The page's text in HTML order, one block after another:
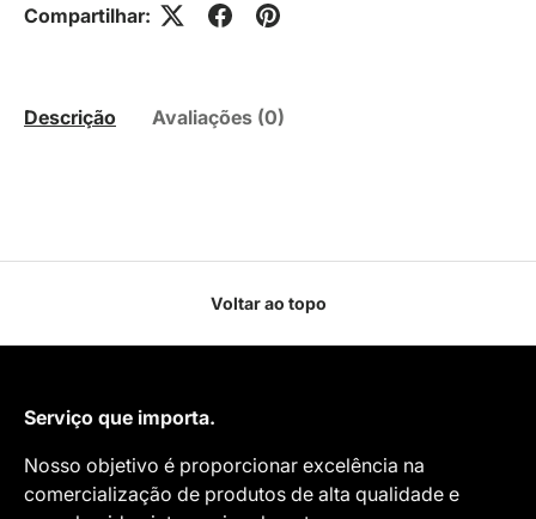
Compartilhar:
Descrição Avaliações (0)
Voltar ao topo
Serviço que importa.
Nosso objetivo é proporcionar excelência na
comercialização de produtos de alta qualidade e